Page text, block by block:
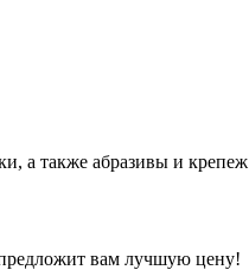
а также абразивы и крепеж
вам лучшую цену!